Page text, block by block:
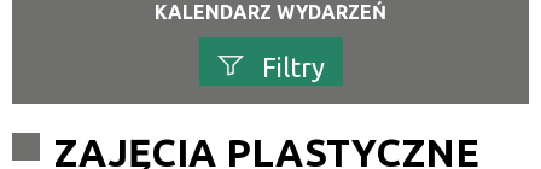
KALENDARZ WYDARZEŃ
Filtry
ZAJĘCIA PLASTYCZNE